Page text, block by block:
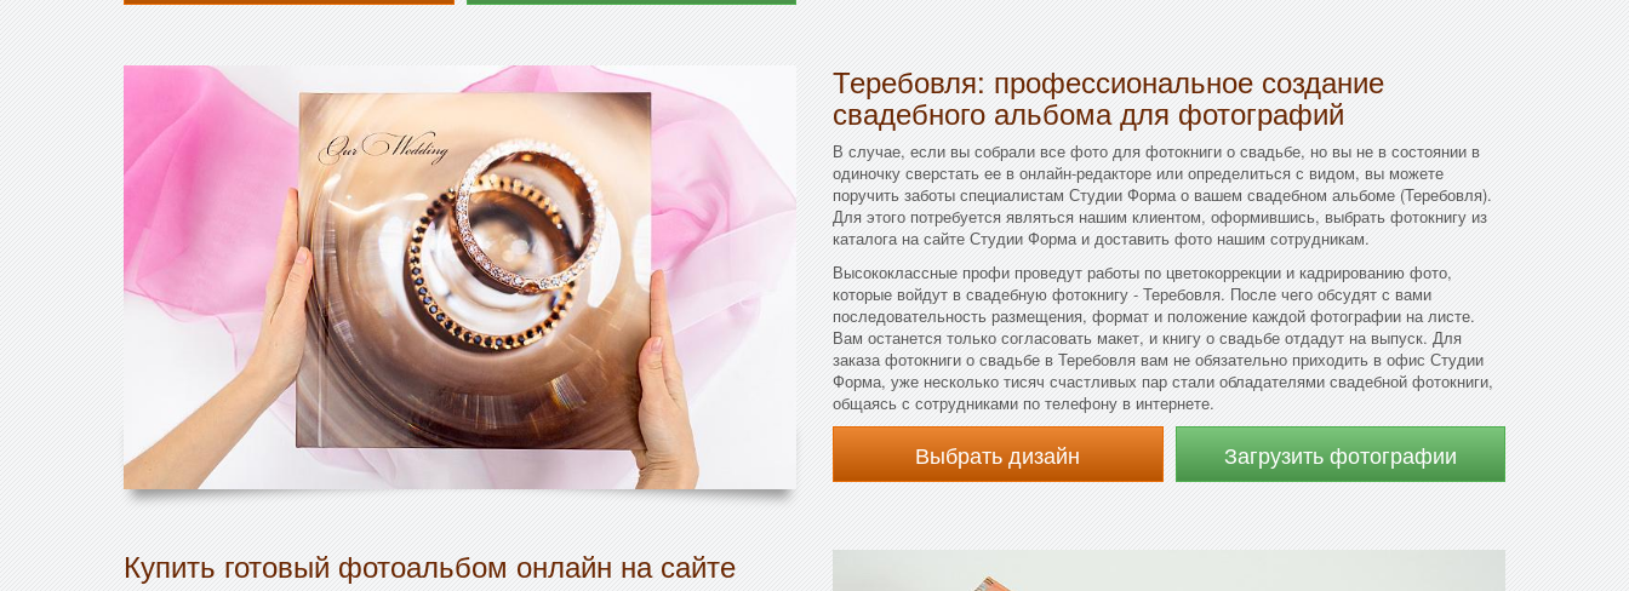
Теребовля: профессиональное создание
свадебного альбома для фотографий
В случае, если вы собрали все фото для фотокниги о свадьбе, но вы не в состоянии в
одиночку сверстать ее в онлайн-редакторе или определиться с видом, вы можете
поручить заботы специалистам Студии Форма о вашем свадебном альбоме (Теребовля).
Для этого потребуется являться нашим клиентом, оформившись, выбрать фотокнигу из
каталога на сайте Студии Форма и доставить фото нашим сотрудникам.
Высококлассные профи проведут работы по цветокоррекции и кадрированию фото,
которые войдут в свадебную фотокнигу - Теребовля. После чего обсудят с вами
последовательность размещения, формат и положение каждой фотографии на листе.
Вам останется только согласовать макет, и книгу о свадьбе отдадут на выпуск. Для
заказа фотокниги о свадьбе в Теребовля вам не обязательно приходить в офис Студии
Форма, уже несколько тисяч счастливых пар стали обладателями свадебной фотокниги,
общаясь с сотрудниками по телефону в интернете.
Выбрать дизайн Загрузить фотографии
Купить готовый фотоальбом онлайн на сайте